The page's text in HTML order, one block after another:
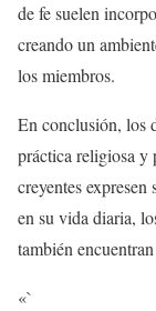
de fe suelen
creando un
los miembros.
En conclusión, los
práctica religiosa y
creyentes
en su vida diaria,
también
«`